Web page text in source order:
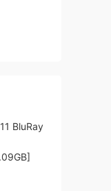
BluRay